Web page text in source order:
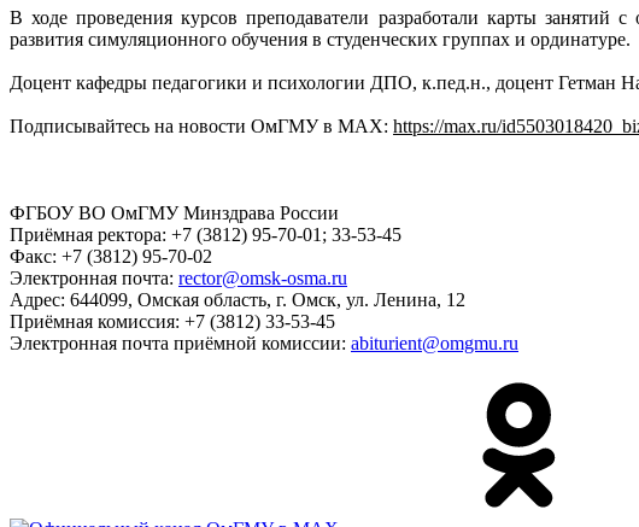
В ходе проведения курсов преподаватели разработали карты
развития симуляционного обучения в студенческих группах и ординатуре.
Доцент кафедры педагогики и психологии ДПО, к.пед.н., доцент Гетман
Подписывайтесь на новости ОмГМУ в MAX: https://max.ru/
ФГБОУ ВО ОмГМУ Минздрава России
Приёмная ректора: +7 (3812) 95-70-01; 33-53-45
Факс: +7 (3812) 95-70-02
Электронная почта: rector@omsk-osma.ru
Адрес: 644099, Омская область, г. Омск, ул. Ленина, 12
Приёмная комиссия: +7 (3812) 33-53-45
Электронная почта приёмной комиссии: abiturient@omgmu.ru